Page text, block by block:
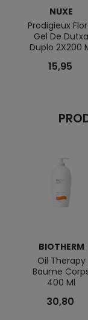
NUXE
Prodigieux
Gel De Dutxa
Duplo 2X200
15,95
BIOTHERM
Oil Therapy
Baume
400 Ml
30,80